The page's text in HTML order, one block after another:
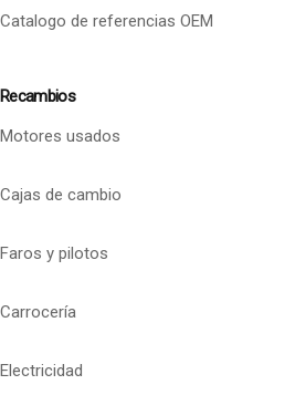
Catalogo de referencias OEM
Recambios
Motores usados
Cajas de cambio
Faros y pilotos
Carrocería
Electricidad